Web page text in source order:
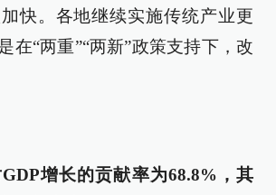
快。各地继续实施传统产业更
在“两重”“两新”政策支持下，改
增长的贡献率为68.8%，其